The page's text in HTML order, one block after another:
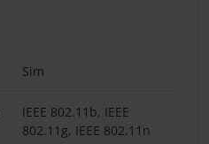
Sim
IEEE 802.11b, IEEE
802.11g, IEEE 802.11n